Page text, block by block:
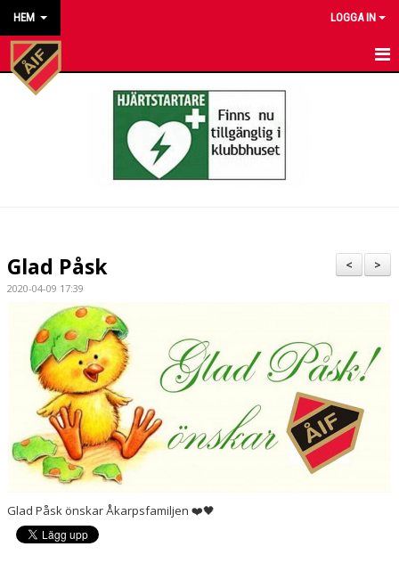
HEM LOGGA IN
HEM
KONTAKT ÅKARP IF
OM FÖRENINGEN
DOKUMENT
BESTÄLL VÅRA KLUBBKLÄDER
>
<
Glad Påsk
2020-04-09 17:39
Glad Påsk önskar Åkarpsfamiljen ❤️🖤